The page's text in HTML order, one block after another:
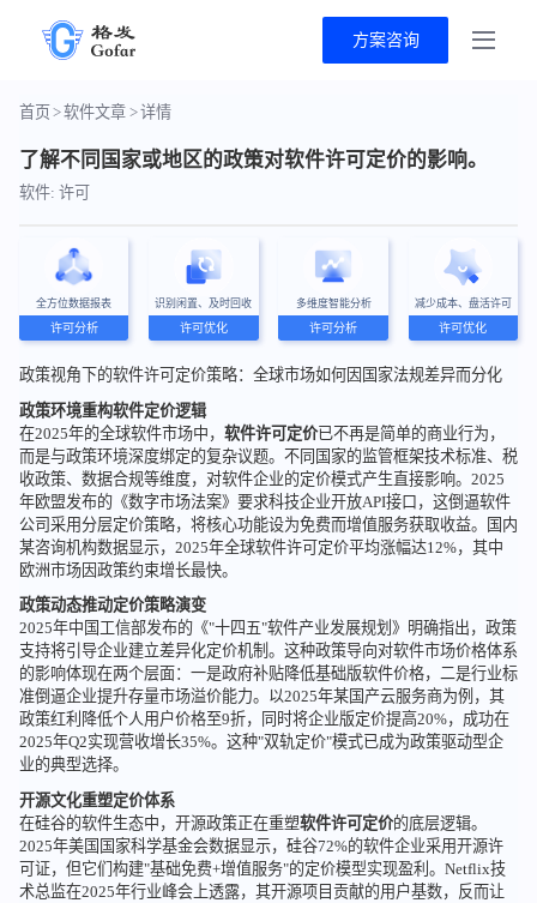
方案咨询
首页>软件文章 >详情
了解不同国家或地区的政策对软件许可定价的影响。
软件: 许可
全方位数据报表
许可分析
识别闲置、及时回收
许可优化
多维度智能分析
许可分析
减少成本、盘活许可
许可优化
政策视角下的软件许可定价策略：全球市场如何因国家法规差异而分化
政策环境重构软件定价逻辑
在2025年的全球软件市场中， 软件许可定价已不再是简单的商业行为，
而是与政策环境深度绑定的复杂议题。不同国家的监管框架技术标准、税
收政策、数据合规等维度，对软件企业的定价模式产生直接影响。2025
年欧盟发布的《数字市场法案》要求科技企业开放API接口，这倒逼软件
公司采用分层定价策略，将核心功能设为免费而增值服务获取收益。国内
某咨询机构数据显示，2025年全球软件许可定价平均涨幅达12%，其中
欧洲市场因政策约束增长最快。
政策动态推动定价策略演变
2025年中国工信部发布的《"十四五"软件产业发展规划》明确指出，政策
支持将引导企业建立差异化定价机制。这种政策导向对软件市场价格体系
的影响体现在两个层面：一是政府补贴降低基础版软件价格，二是行业标
准倒逼企业提升存量市场溢价能力。以2025年某国产云服务商为例，其
政策红利降低个人用户价格至9折，同时将企业版定价提高20%，成功在
2025年Q2实现营收增长35%。这种"双轨定价"模式已成为政策驱动型企
业的典型选择。
开源文化重塑定价体系
在硅谷的软件生态中，开源政策正在重塑软件许可定价的底层逻辑。
2025年美国国家科学基金会数据显示，硅谷72%的软件企业采用开源许
可证，但它们构建"基础免费+增值服务"的定价模型实现盈利。Netflix技
术总监在2025年行业峰会上透露，其开源项目贡献的用户基数，反而让